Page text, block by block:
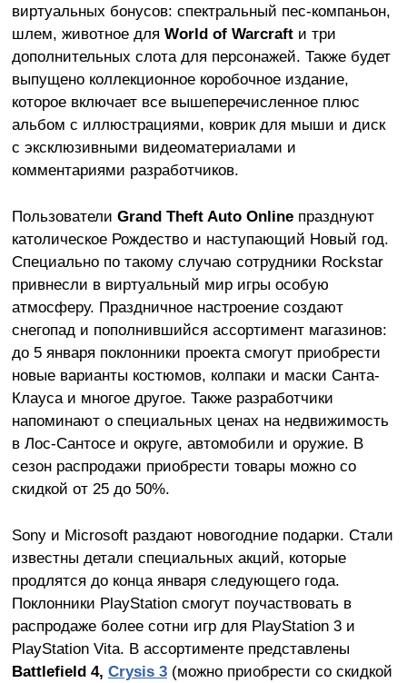
виртуальных бонусов: спектральный пес-компаньон,
шлем, животное для World of Warcraftи три
дополнительных слота для персонажей. Также будет
выпущено коллекционное коробочное издание,
которое включает все вышеперечисленное плюс
альбом с иллюстрациями, коврик для мыши и диск
с эксклюзивными видеоматериалами и
комментариями разработчиков.
Пользователи Grand Theft Auto Onlineпразднуют
католическое Рождество и наступающий Новый год.
Специально по такому случаю сотрудники Rockstar
привнесли в виртуальный мир игры особую
атмосферу. Праздничное настроение создают
снегопад и пополнившийся ассортимент магазинов:
до 5 января поклонники проекта смогут приобрести
новые варианты костюмов, колпаки и маски Санта-
Клауса и многое другое. Также разработчики
напоминают о специальных ценах на недвижимость
в Лос-Сантосе и округе, автомобили и оружие. В
сезон распродажи приобрести товары можно со
скидкой от 25 до 50%.
Sony и Microsoft раздают новогодние подарки. Стали
известны детали специальных акций, которые
продлятся до конца января следующего года.
Поклонники PlayStation смогут поучаствовать в
распродаже более сотни игр для PlayStation 3 и
PlayStation Vita. В ассортименте представлены
Battlefield 4, Crysis 3(можно приобрести со скидкой